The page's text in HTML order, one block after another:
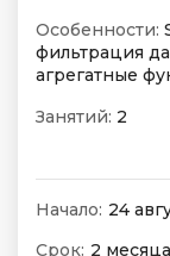
Особенности:
фильтрация
агрегатные
Занятий: 2
Начало: 24
Срок: 2 месяца